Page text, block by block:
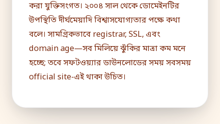
করা যুক্তিসংগত। ২০০৪ সাল থেকে ডোমেইনটির
উপস্থিতি দীর্ঘমেয়াদি বিশ্বাসযোগ্যতার পক্ষে কথা
বলে। সামগ্রিকভাবে registrar, SSL, এবং
domain age—সব মিলিয়ে ঝুঁকির মাত্রা কম মনে
হচ্ছে; তবে সফটওয়্যার ডাউনলোডের সময় সবসময়
official site-এই থাকা উচিত।